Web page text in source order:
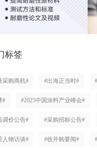
标签
采购商机# #出海正当时#
# #2025中国涂料产业峰会#
调价公告# #采购招标公告#
人物访谈# #收并购要闻#